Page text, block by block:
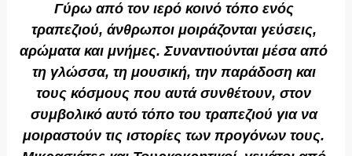
Γύρω από τον ιερό κοινό τόπο ενός
τραπεζιού, άνθρωποι μοιράζονται γεύσεις,
αρώματα και μνήμες. Συναντιούνται μέσα από
τη γλώσσα, τη μουσική, την παράδοση και
τους κόσμους που αυτά συνθέτουν, στον
συμβολικό αυτό τόπο του τραπεζιού για να
μοιραστούν τις ιστορίες των προγόνων τους.